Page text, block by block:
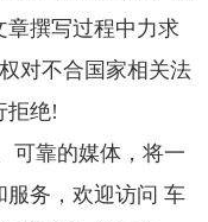
章撰写过程中力求
对不合国家相关法
拒绝!
可靠的媒体，将一
服务，欢迎访问 车